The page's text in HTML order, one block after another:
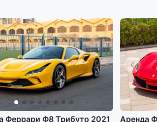
Феррари Ф8 Трибуто 2021 Аренда